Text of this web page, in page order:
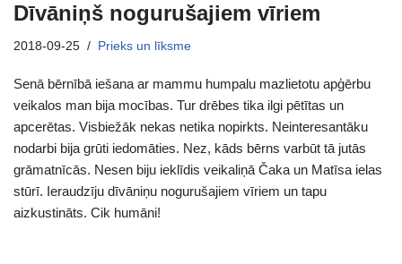
Dīvāniņš nogurušajiem vīriem
2018-09-25 Prieks un līksme
Senā bērnībā iešana ar mammu humpalu mazlietotu apģērbu
veikalos man bija mocības. Tur drēbes tika ilgi pētītas un
apcerētas. Visbiežāk nekas netika nopirkts. Neinteresantāku
nodarbi bija grūti iedomāties. Nez, kāds bērns varbūt tā jutās
grāmatnīcās. Nesen biju ieklīdis veikaliņā Čaka un Matīsa ielas
stūrī. Ieraudzīju dīvāniņu nogurušajiem vīriem un tapu
aizkustināts. Cik humāni!